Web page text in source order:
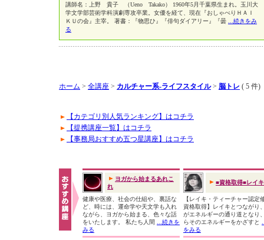
講師名：上野 貴子 （Ueno Takako） 1960年5月千葉県生まれ。玉川大
学文学部芸術学科演劇専攻卒業。女優を経て、現在『おしゃべりＨＡＩ
ＫＵの会』主宰。 著書：『物思ひ』『俳句ダイアリー』『曇
...続きをみ
る
ホーム > 全講座 > カルチャー系-ライフスタイル> 脳トレ ( 5 件)
【カテゴリ別人気ランキング】はコチラ
【提携講座一覧】はコチラ
【事務局おすすめ五つ星講座】はコチラ
ヨガから始まるあれこ
れ
健康や医療、社会の仕組や、裏話な
ど、時には、運命学や天文学も入れ
ながら、ヨガから始まる、色々な話
をいたします。 私たち人間
...続きを
みる
■資格取得■レイ
【レイキ・ティーチャー認定
資格取得】レイキとつながり
がエネルギーの通り道となり
らそのエネルギーをかざすと
をみる